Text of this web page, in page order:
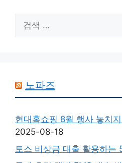
색:
노파즈
현대홈쇼핑 8월 행사 놓치
2025-08-18
토스 비상금 대출 활용하는